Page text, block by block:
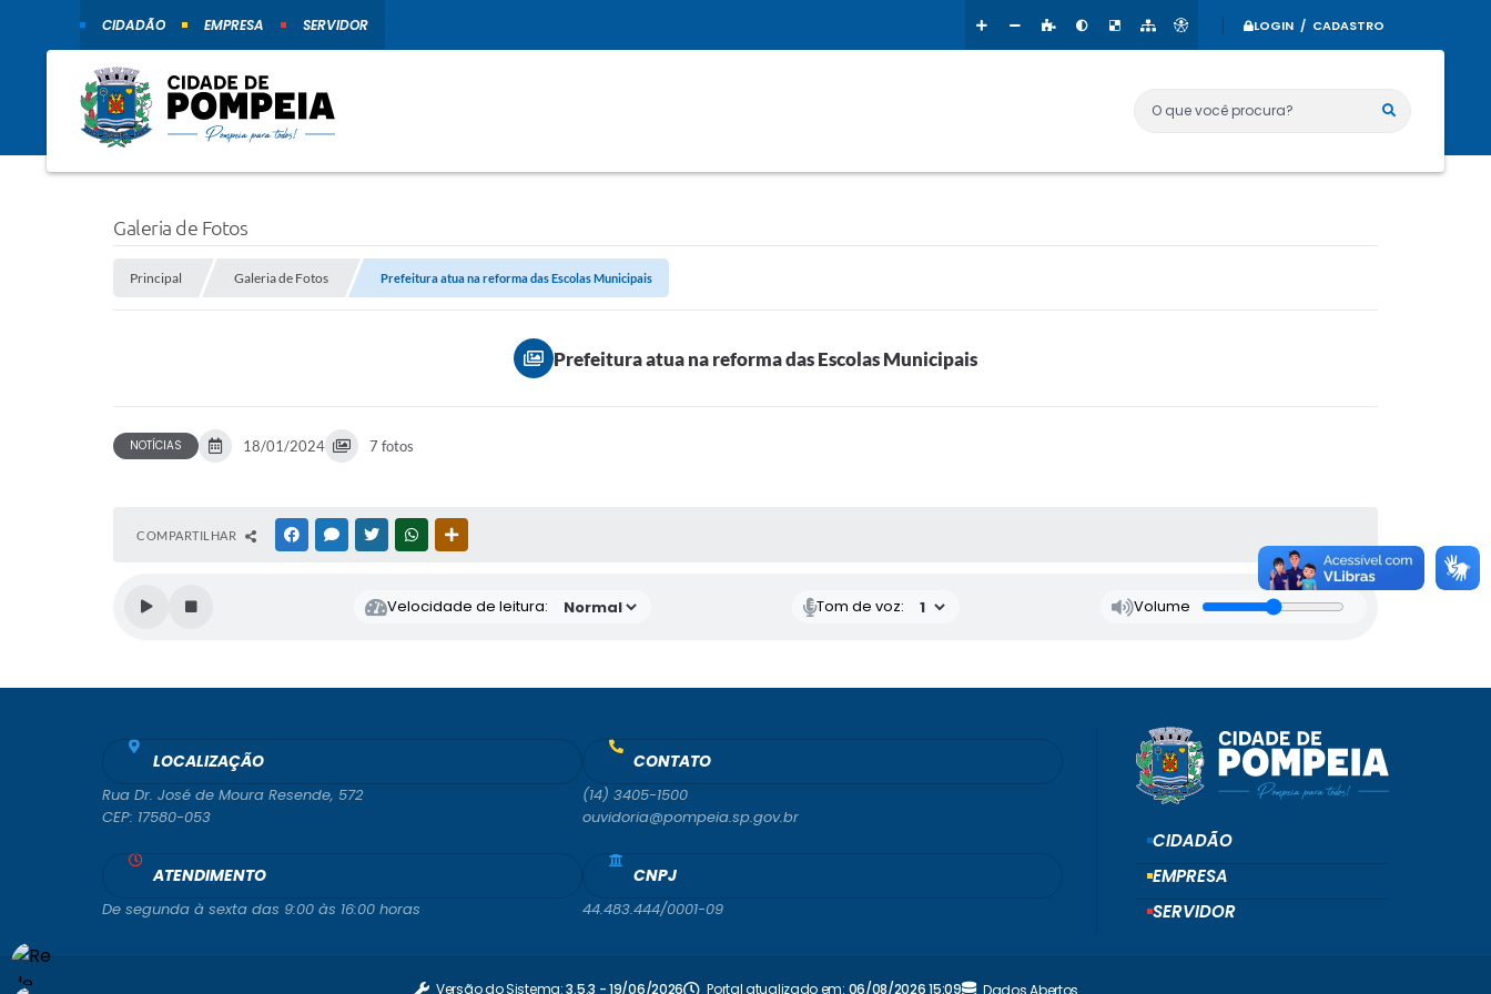
LOGIN / CADASTRO
CIDADÃO EMPRESA SERVIDOR
O que você procura?
Galeria de Fotos
Principal Galeria de Fotos Prefeitura atua na reforma das Escolas Municipais
Prefeitura atua na reforma das Escolas Municipais
NOTÍCIAS 18/01/2024 7 fotos
COMPARTILHAR FACEBOOKMESSENGER
TWITTERWHATSAPP
Velocidade de leitura: Tom de voz: Volume
CIDADÃO
EMPRESA
SERVIDOR
LOCALIZAÇÃO
Rua Dr. José de Moura Resende, 572
CEP: 17580-053
CONTATO
(14) 3405-1500
ouvidoria@pompeia.sp.gov.br
ATENDIMENTO
De segunda à sexta das 9:00 às 16:00 horas
CNPJ
44.483.444/0001-09
Versão do Sistema:3.5.3 - 19/06/2026 Portal atualizado em: 06/08/2026 15:09 Dados Abertos